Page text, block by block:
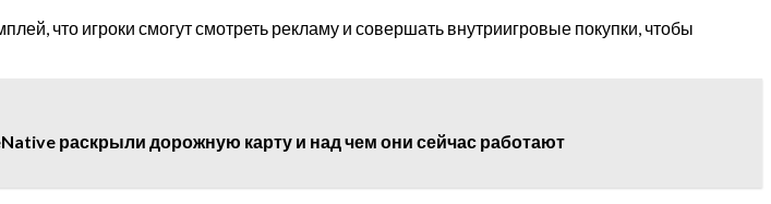
что игроки смогут смотреть рекламу и совершать внутриигровые покупки, чтобы
раскрыли дорожную карту и над чем они сейчас работают